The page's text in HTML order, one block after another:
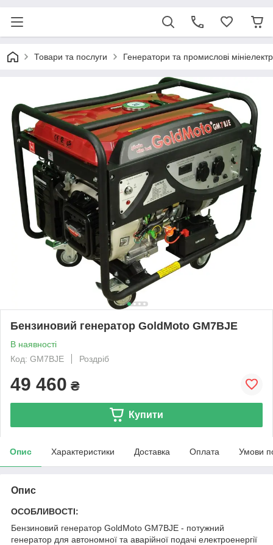
Товари та послуги Генератори та промислові
Бензиновий генератор GoldMoto GM7BJE
В наявності
Код: GM7BJE
Роздріб
49 460 ₴
Купити
Опис Характеристики Доставка Оплата Умови
Опис
ОСОБЛИВОСТІ:
Бензиновий генератор GoldMoto GM7BJE - потужний
генератор для автономної та аварійної подачі електроенергії